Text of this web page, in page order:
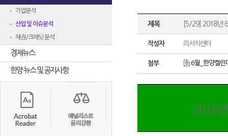
기업분석
산업 및 이슈분석
채권/크레딧 분석
경제뉴스
한양 뉴스 및 공지사항
제목 [5/29] 2018년
작성자 리서치센터
첨부 6월_한양캘린
2018